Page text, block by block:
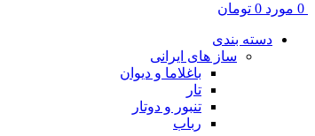
0 مورد 0 تومان
دسته بندی
ساز های ایرانی
باغلاما و دیوان
تار
تنبور و دوتار
رباب